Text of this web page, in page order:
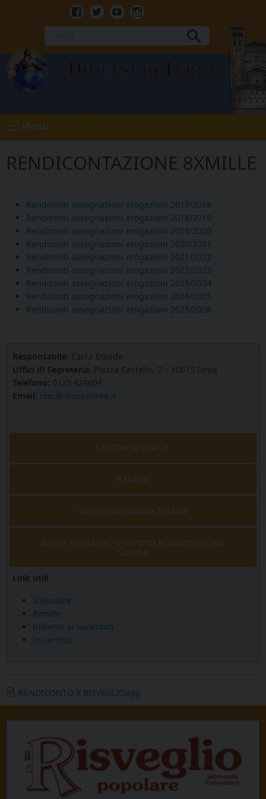
Facebook
TwitterYoutubeInstagram
Diocesi di Ivrea
Menu
RENDICONTAZIONE 8XMILLE
Rendiconti assegnazioni erogazioni 2017/2018
Rendiconti assegnazioni erogazioni 2018/2019
Rendiconti assegnazioni erogazioni 2019/2020
Rendiconti assegnazioni erogazioni 2020/2021
Rendiconti assegnazioni erogazioni 2021/2022
Rendiconti assegnazioni erogazioni 2022/2023
Rendiconti assegnazioni erogazioni 2023/2024
Rendiconti assegnazioni erogazioni 2024/2025
Rendiconti assegnazioni erogazioni 2025/2026
Responsabile: Carra Davide
Uffici di Segreteria: Piazza Castello, 7 – 10015 Ivrea
Telefono: 0125 424604
Email: idsc@diocesivrea.it
Le offerte liberali
8XMille
Rendicontazione 8XMille
Breve storia del sostegno economico alla
Chiesa
Link utili
Sovvenire
8xmille
Insieme ai Sacerdoti
In cerchio
RENDICONTO X RISVEGLIOagg